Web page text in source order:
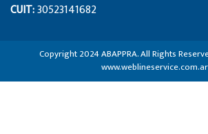
CUIT:30523141682
Copyright 2024 ABAPPRA. All Rights
www.weblineservice.com.ar